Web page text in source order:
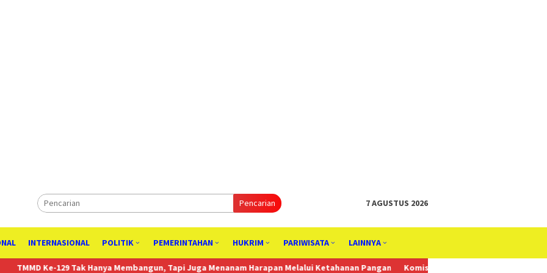
Pencarian 7 AGUSTUS 2026
INTERNASIONAL POLITIK PEMERINTAHAN HUKRIM PARIWISATA LAINNYA
Tak Hanya Membangun, Tapi Juga Menanam Harapan Melalui Ketahanan Pangan Komisi 4 DPRD Sukoharjo Dukung Anggaran